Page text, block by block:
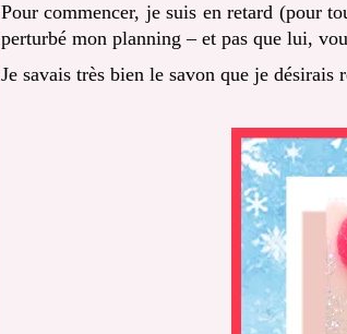
Pour commencer, je suis en retard (pour
perturbé mon planning – et pas que lui,
Je savais très bien le savon que je